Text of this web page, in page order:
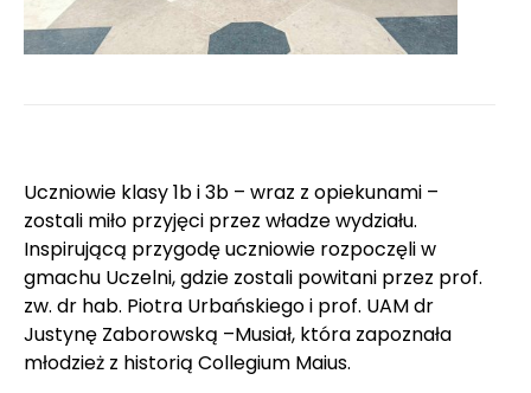
Uczniowie klasy 1b i 3b – wraz z opiekunami –
zostali miło przyjęci przez władze wydziału.
Inspirującą przygodę uczniowie rozpoczęli w
gmachu Uczelni, gdzie zostali powitani przez prof.
zw. dr hab. Piotra Urbańskiego i prof. UAM dr
Justynę Zaborowską –Musiał, która zapoznała
młodzież z historią Collegium Maius.